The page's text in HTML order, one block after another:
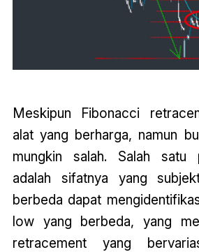
Meskipun Fibonacci
alat yang berharga, namun
mungkin salah. Salah satu
adalah sifatnya yang
berbeda dapat
low yang berbeda, yang
retracement yang